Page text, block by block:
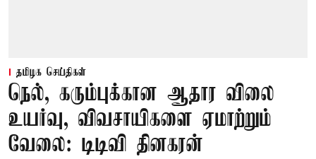
தமிழக செய்திகள்
நெல், கரும்புக்கான ஆதார விலை
உயர்வு, விவசாயிகளை ஏமாற்றும்
வேலை: டிடிவி தினகரன்